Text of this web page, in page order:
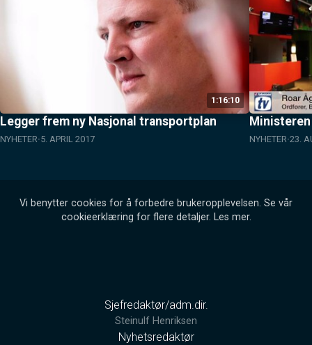
1:16:10
Legger frem ny Nasjonal transportplan
NYHETER 5. APRIL 2017 NYHETER 23.
Vi benytter cookies for å forbedre brukeropplevelsen. Se vår
cookieerklæring for flere detaljer. Les mer.
Sjefredaktør/adm.dir.
Steinulf Henriksen
Nyhetsredaktør